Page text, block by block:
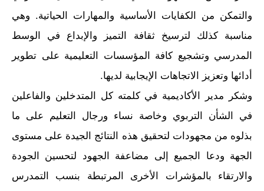
والتمكن من الكفايات الأساسية والمهارات الحياتية. وهي
مناسبة كذلك لترسيخ ثقافة التميز والإبداع في الوسط
المدرسي وتشجيع كافة المؤسسات التعليمية على تطوير
أدائها وتعزيز الاتجاهات الإيجابية لديها.
وشكر مدير الأكاديمية في كلمته كل المتدخلين والفاعلين
في الشأن التربوي وخاصة نساء ورجال التعليم على ما
بذلوه من مجهودات لتحقيق هذه النتائج الجيدة على مستوى
الجهة ودعا الجميع إلى مضاعفة الجهود لتحسين الجودة
والارتقاء بالمؤشرات الأخرى المرتبطة بنسب التمدرس